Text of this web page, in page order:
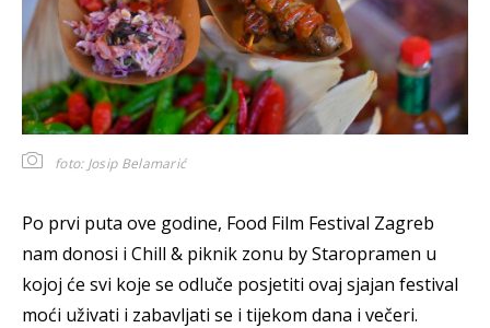
foto: Josip Belamarić
Po prvi puta ove godine, Food Film Festival Zagreb
nam donosi i Chill & piknik zonu by Staropramen u
kojoj će svi koje se odluče posjetiti ovaj sjajan festival
moći uživati i zabavljati se i tijekom dana i večeri.